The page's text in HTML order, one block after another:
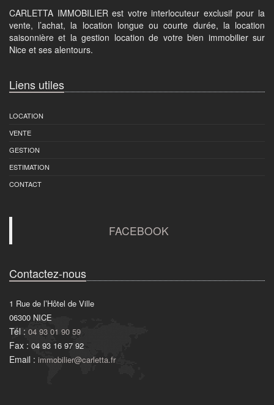
CARLETTA IMMOBILIER est votre interlocuteur exclusif pour la
vente, l’achat, la location longue ou courte durée, la location
saisonnière et la gestion location de votre bien immobilier sur
Nice et ses alentours.
Liens utiles
LOCATION
VENTE
GESTION
ESTIMATION
CONTACT
FACEBOOK
Contactez-nous
1 Rue de l’Hôtel de Ville
06300 NICE
Tél : 04 93 01 90 59
Fax : 04 93 16 97 92
Email : immobilier@carletta.fr